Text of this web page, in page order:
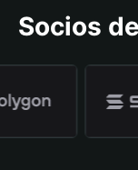
Socios